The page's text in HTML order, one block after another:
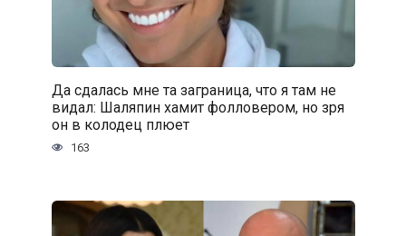
Да сдалась мне та заграница, что я там не
видал: Шаляпин хамит фолловером, но зря
он в колодец плюет
163